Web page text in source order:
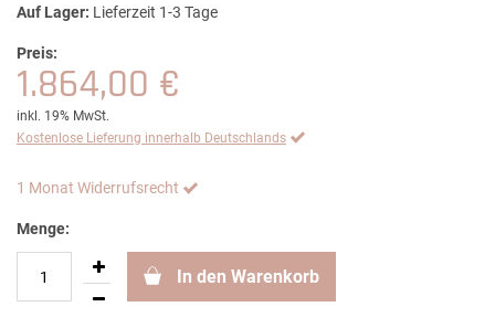
Auf Lager: Lieferzeit 1-3 Tage
Preis:
1.864,00 €
inkl. 19% MwSt.
Kostenlose Lieferung innerhalb Deutschlands
1 Monat Widerrufsrecht
Menge:
In den Warenkorb